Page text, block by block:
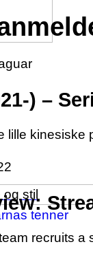
stil
) –
lille
recruits a